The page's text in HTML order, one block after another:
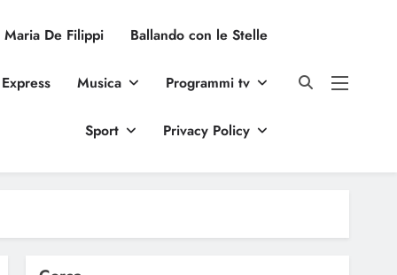
De Filippi Ballando con le Stelle
Musica Programmi tv
Sport Privacy Policy